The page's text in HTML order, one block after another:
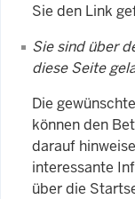
Sie den Link
Sie sind über
diese Seite
Die
können den
darauf
interessante
über die